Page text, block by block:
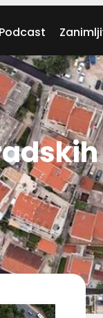
Podcast